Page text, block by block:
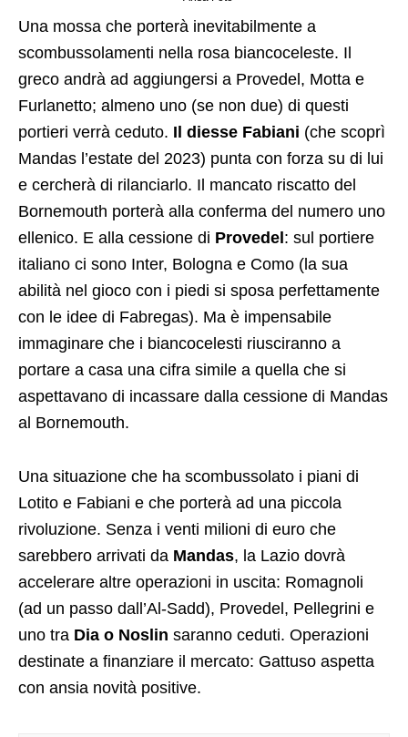
Una mossa che porterà inevitabilmente a
scombussolamenti nella rosa biancoceleste. Il
greco andrà ad aggiungersi a Provedel, Motta e
Furlanetto; almeno uno (se non due) di questi
portieri verrà ceduto. Il diesse Fabiani (che scoprì
Mandas l’estate del 2023) punta con forza su di lui
e cercherà di rilanciarlo. Il mancato riscatto del
Bornemouth porterà alla conferma del numero uno
ellenico. E alla cessione di Provedel : sul portiere
italiano ci sono Inter, Bologna e Como (la sua
abilità nel gioco con i piedi si sposa perfettamente
con le idee di Fabregas). Ma è impensabile
immaginare che i biancocelesti riusciranno a
portare a casa una cifra simile a quella che si
aspettavano di incassare dalla cessione di Mandas
al Bornemouth.
Una situazione che ha scombussolato i piani di
Lotito e Fabiani e che porterà ad una piccola
rivoluzione. Senza i venti milioni di euro che
sarebbero arrivati da Mandas, la Lazio dovrà
accelerare altre operazioni in uscita: Romagnoli
(ad un passo dall’Al-Sadd), Provedel, Pellegrini e
uno tra Dia o Noslin saranno ceduti. Operazioni
destinate a finanziare il mercato: Gattuso aspetta
con ansia novità positive.